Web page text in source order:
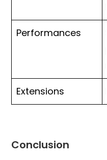
Performances
Extensions
Conclusion